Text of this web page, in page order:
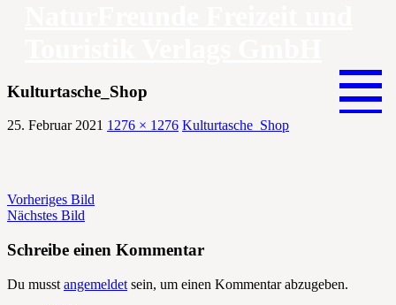
Inhalt
Kulturtasche_Shop
25. Februar 2021 1276 × 1276 Kulturtasche_Shop
Vorheriges Bild
Nächstes Bild
Schreibe einen Kommentar
Du musst angemeldet sein, um einen Kommentar abzugeben.